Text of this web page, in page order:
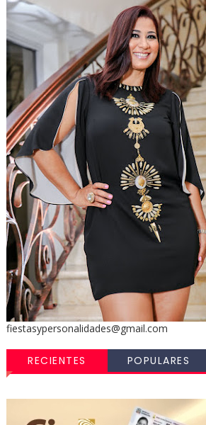
fiestasypersonalidades@gmail.com
RECIENTES POPULARES